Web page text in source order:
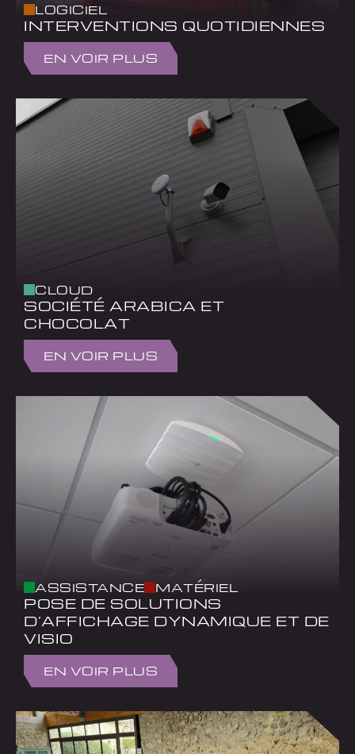
LOGICIEL
INTERVENTIONS QUOTIDIENNES
EN VOIR PLUS
CLOUD
SOCIÉTÉ ARABICA ET
CHOCOLAT
EN VOIR PLUS
ASSISTANCE MATÉRIEL
POSE DE SOLUTIONS
D’AFFICHAGE DYNAMIQUE ET DE
VISIO
EN VOIR PLUS